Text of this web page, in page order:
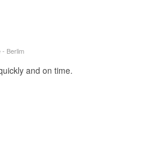
- Berlim
and on time.